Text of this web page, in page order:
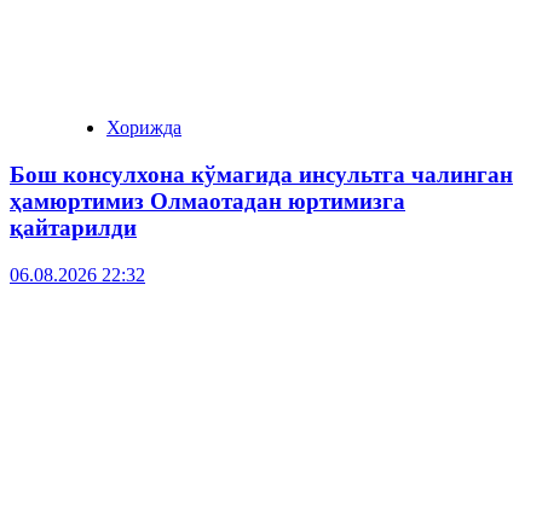
Хорижда
Бош консулхона кўмагида инсультга чалинган
ҳамюртимиз Олмаотадан юртимизга
қайтарилди
06.08.2026 22:32